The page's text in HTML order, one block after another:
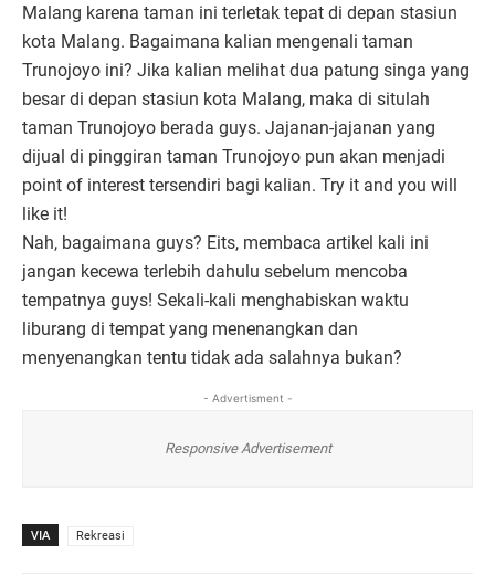
Malang karena taman ini terletak tepat di depan stasiun
kota Malang. Bagaimana kalian mengenali taman
Trunojoyo ini? Jika kalian melihat dua patung singa yang
besar di depan stasiun kota Malang, maka di situlah
taman Trunojoyo berada guys. Jajanan-jajanan yang
dijual di pinggiran taman Trunojoyo pun akan menjadi
point of interest tersendiri bagi kalian. Try it and you will
like it!
Nah, bagaimana guys? Eits, membaca artikel kali ini
jangan kecewa terlebih dahulu sebelum mencoba
tempatnya guys! Sekali-kali menghabiskan waktu
liburang di tempat yang menenangkan dan
menyenangkan tentu tidak ada salahnya bukan?
- Advertisment -
Responsive Advertisement
VIA Rekreasi